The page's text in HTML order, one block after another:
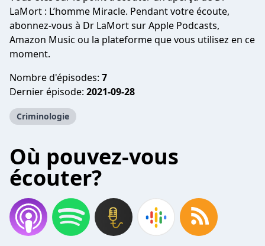
LaMort : L’homme Miracle. Pendant votre écoute,
abonnez-vous à Dr LaMort sur Apple Podcasts,
Amazon Music ou la plateforme que vous utilisez en ce
moment.
Nombre d'épisodes: 7
Dernier épisode: 2021-09-28
Criminologie
Où pouvez-vous
écouter?